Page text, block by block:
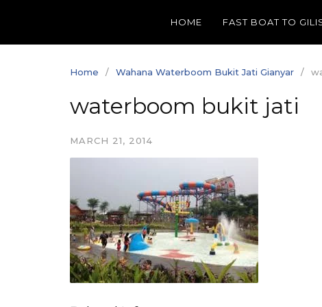
content
HOME FAST BOAT TO
Home Wahana Waterboom Bukit Jati Gianyar
waterboom bukit jati
MARCH 21, 2014